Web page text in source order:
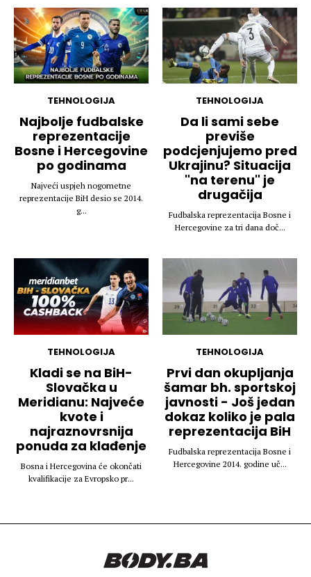
TEHNOLOGIJA
Najbolje fudbalske
reprezentacije
Bosne i Hercegovine
po godinama
Najveći uspjeh nogometne
reprezentacije BiH desio se 2014.
g...
TEHNOLOGIJA
Da li sami sebe
previše
podcjenjujemo pred
Ukrajinu? Situacija
"na terenu" je
drugačija
Fudbalska reprezentacija Bosne i
Hercegovine za tri dana doč...
TEHNOLOGIJA
Kladi se na BiH-
Slovačka u
Meridianu: Najveće
kvote i
najraznovrsnija
ponuda za klađenje
Bosna i Hercegovina će okončati
kvalifikacije za Evropsko pr...
TEHNOLOGIJA
Prvi dan okupljanja
šamar bh. sportskoj
javnosti - Još jedan
dokaz koliko je pala
reprezentacija BiH
Fudbalska reprezentacija Bosne i
Hercegovine 2014. godine uč...